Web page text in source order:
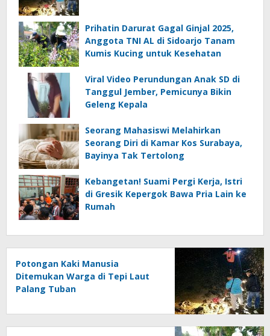
Prihatin Darurat Gagal Ginjal 2025,
Anggota TNI AL di Sidoarjo Tanam
Kumis Kucing untuk Kesehatan
Viral Video Perundungan Anak SD di
Tanggul Jember, Pemicunya Bikin
Geleng Kepala
Seorang Mahasiswi Melahirkan
Seorang Diri di Kamar Kos Surabaya,
Bayinya Tak Tertolong
Kebangetan! Suami Pergi Kerja, Istri
di Gresik Kepergok Bawa Pria Lain ke
Rumah
Potongan Kaki Manusia
Ditemukan Warga di Tepi Laut
Palang Tuban